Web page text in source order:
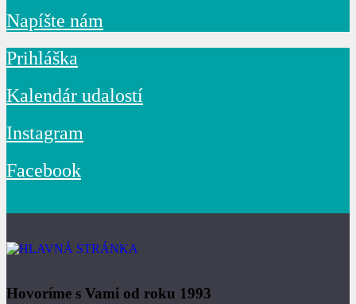
Napíšte nám
Prihláška
Kalendár udalostí
Instagram
Facebook
Hovoríme s Vami od roku 1993